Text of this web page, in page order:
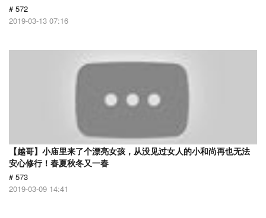
# 572
2019-03-13 07:16
【越哥】小庙里来了个漂亮女孩，从没见过女人的小和尚再也无法
安心修行！春夏秋冬又一春
# 573
2019-03-09 14:41